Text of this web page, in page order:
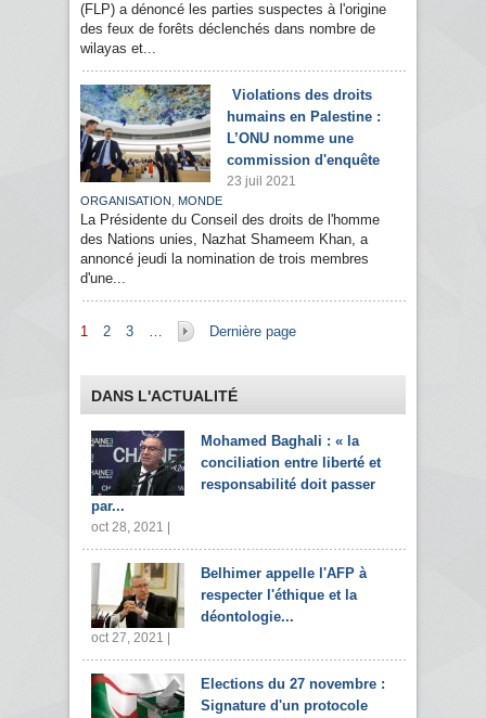
(FLP) a dénoncé les parties suspectes à l'origine
des feux de forêts déclenchés dans nombre de
wilayas et...
Violations des droits
humains en Palestine :
L’ONU nomme une
commission d'enquête
23 juil 2021
ORGANISATION , MONDE
La Présidente du Conseil des droits de l'homme
des Nations unies, Nazhat Shameem Khan, a
annoncé jeudi la nomination de trois membres
d'une...
Pages
1 2 3 … Dernière page
DANS L'ACTUALITÉ
Mohamed Baghali : « la
conciliation entre liberté et
responsabilité doit passer
par...
oct 28, 2021 |
Belhimer appelle l'AFP à
respecter l'éthique et la
déontologie...
oct 27, 2021 |
Elections du 27 novembre :
Signature d'un protocole